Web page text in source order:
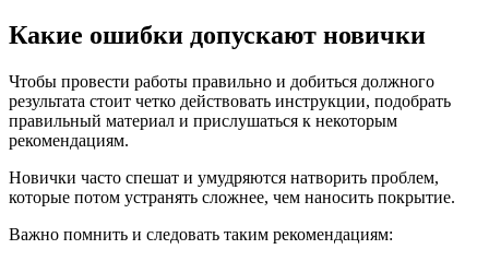
Какие ошибки допускают новички
Чтобы провести работы правильно и добиться должного
результата стоит четко действовать инструкции, подобрать
правильный материал и прислушаться к некоторым
рекомендациям.
Новички часто спешат и умудряются натворить проблем,
которые потом устранять сложнее, чем наносить покрытие.
Важно помнить и следовать таким рекомендациям: